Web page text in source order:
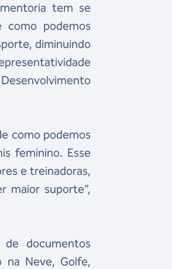
tem se
como podemos
diminuindo
como podemos
feminino. Esse
e treinadoras,
maior suporte”,
documentos
na Neve, Golfe,